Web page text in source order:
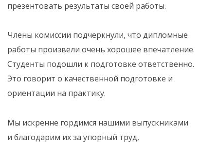
презентовать результаты своей работы.
Члены комиссии подчеркнули, что дипломные
работы произвели очень хорошее впечатление.
Студенты подошли к подготовке ответственно.
Это говорит о качественной подготовке и
ориентации на практику.
Мы искренне гордимся нашими выпускниками
и благодарим их за упорный труд,